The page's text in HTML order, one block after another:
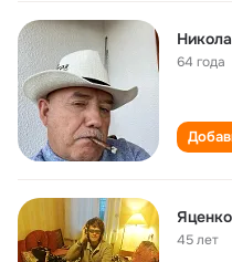
64 года
45 лет